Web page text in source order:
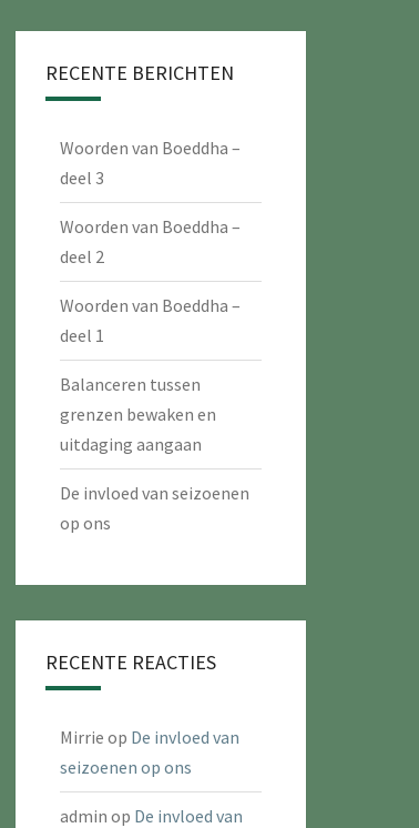
RECENTE BERICHTEN
Woorden van Boeddha –
deel 3
Woorden van Boeddha –
deel 2
Woorden van Boeddha –
deel 1
Balanceren tussen
grenzen bewaken en
uitdaging aangaan
De invloed van seizoenen
op ons
RECENTE REACTIES
Mirrie op De invloed van
seizoenen op ons
admin op De invloed van